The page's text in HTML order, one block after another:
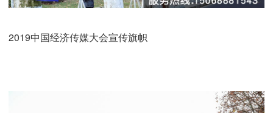
2019中国经济传媒大会宣传旗帜